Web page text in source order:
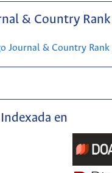
& Country Rank
Indexada en